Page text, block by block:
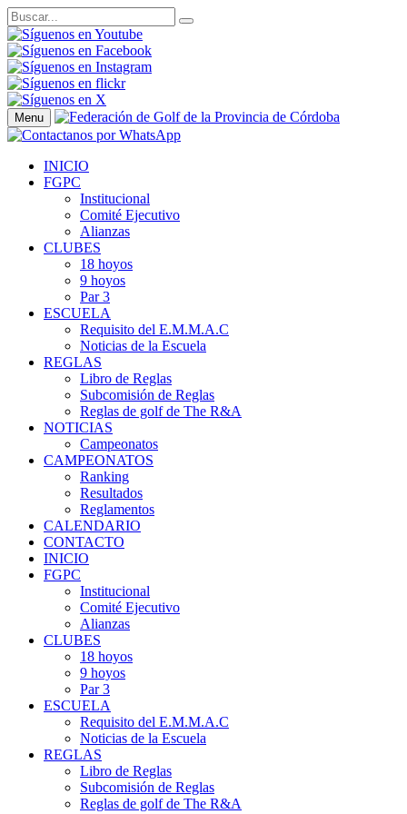
Menu
INICIO
FGPC
Institucional
Comité Ejecutivo
Alianzas
CLUBES
18 hoyos
9 hoyos
Par 3
ESCUELA
Requisito del E.M.M.A.C
Noticias de la Escuela
REGLAS
Libro de Reglas
Subcomisión de Reglas
Reglas de golf de The R&A
NOTICIAS
Campeonatos
CAMPEONATOS
Ranking
Resultados
Reglamentos
CALENDARIO
CONTACTO
INICIO
FGPC
Institucional
Comité Ejecutivo
Alianzas
CLUBES
18 hoyos
9 hoyos
Par 3
ESCUELA
Requisito del E.M.M.A.C
Noticias de la Escuela
REGLAS
Libro de Reglas
Subcomisión de Reglas
Reglas de golf de The R&A